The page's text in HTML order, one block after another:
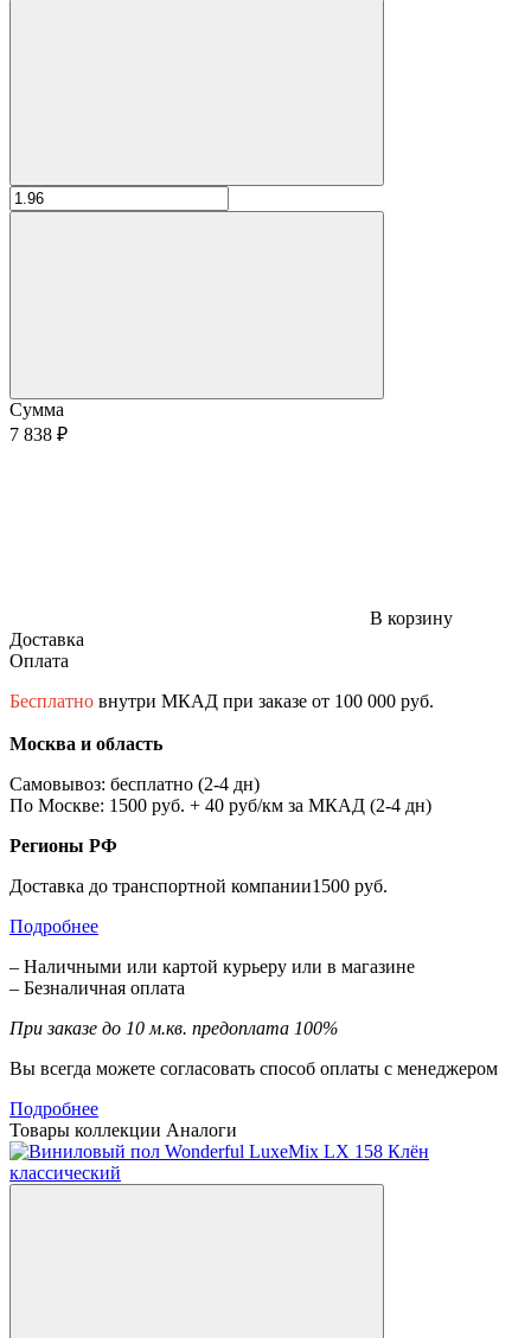
Сумма
7 838 ₽
В корзину
Доставка
Оплата
Бесплатно внутри МКАД при заказе от 100 000 руб.
Москва и область
Самовывоз: бесплатно (2-4 дн)
По Москве: 1500 руб. + 40 руб/км за МКАД (2-4 дн)
Регионы РФ
Доставка до транспортной компании1500 руб.
Подробнее
– Наличными или картой курьеру или в магазине
– Безналичная оплата
При заказе до 10 м.кв. предоплата 100%
Вы всегда можете согласовать способ оплаты с менеджером
Подробнее
Товары коллекции Аналоги